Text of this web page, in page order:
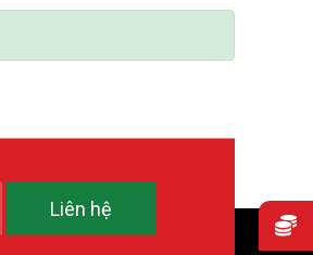
Liên hệ